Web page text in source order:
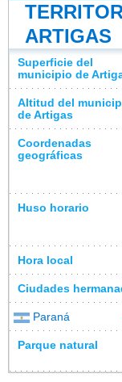
ARTIGAS
Superficie del
municipio de
Altitud del
de Artigas
Coordenadas
geográficas
Huso horario
Hora local
Ciudades
Paraná
Parque natural